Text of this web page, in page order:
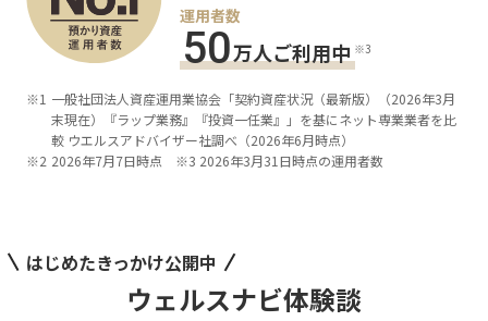
運用者数
50万人ご利用中 ※3
一般社団法人資産運用業協会「契約資産状況（最新版）（2026年3月
末現在）『ラップ業務』『投資一任業』」を基にネット専業業者を比
較 ウエルスアドバイザー社調べ（2026年6月時点）
2026年7月7日時点 ※3 2026年3月31日時点の運用者数
はじめたきっかけ公開中
ウェルスナビ体験談